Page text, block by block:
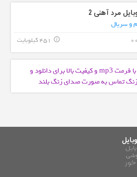
مرد آهنی 2
و سریال
451 کیلوبایت info_outline
فرمت mp3 و کیفیت بالا برای دانلود و
زنگ تماس به صورت صدای زنگ بلند